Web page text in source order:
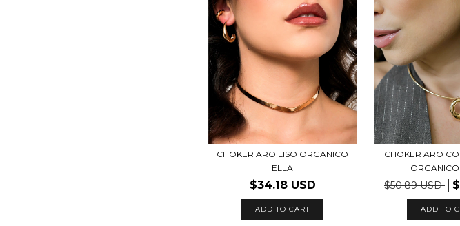
CHOKER ARO LISO ORGANICO
ELLA
$34.18 USD
ADD TO CART
CHOKER ARO
ORGANICO
$50.89 USD
ADD TO